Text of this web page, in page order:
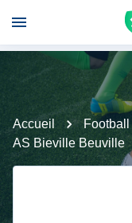
Accueil Football
AS Bieville Beuville